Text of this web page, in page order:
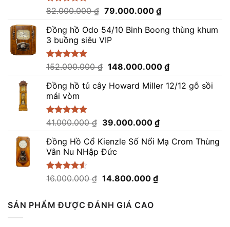
Được xếp
5 sao
82.000.000₫ Giá
là:
82.000.000 ₫.
79.000.000 ₫Giá
tại
Đồng hồ Odo 54/10 Binh Boong thùng khum
3 buồng siêu VIP
Được xếp
5 sao
152.000.000₫ Giá
là:
148.000.000 ₫Giá
tại
Đồng hồ tủ cây Howard Miller 12/12 gỗ sồi
mái vòm
Được xếp
5 sao
41.000.000₫ Giá
là:
41.000.000 ₫.
39.000.000 ₫Giá
tại
Đồng Hồ Cổ Kienzle Số Nổi Mạ Crom Thùng
Vân Nu NHập Đức
Được xếp
16.000.000₫ Giá
16.000.000 ₫.
14.800.000 ₫Giá
SẢN PHẨM ĐƯỢC ĐÁNH GIÁ CAO